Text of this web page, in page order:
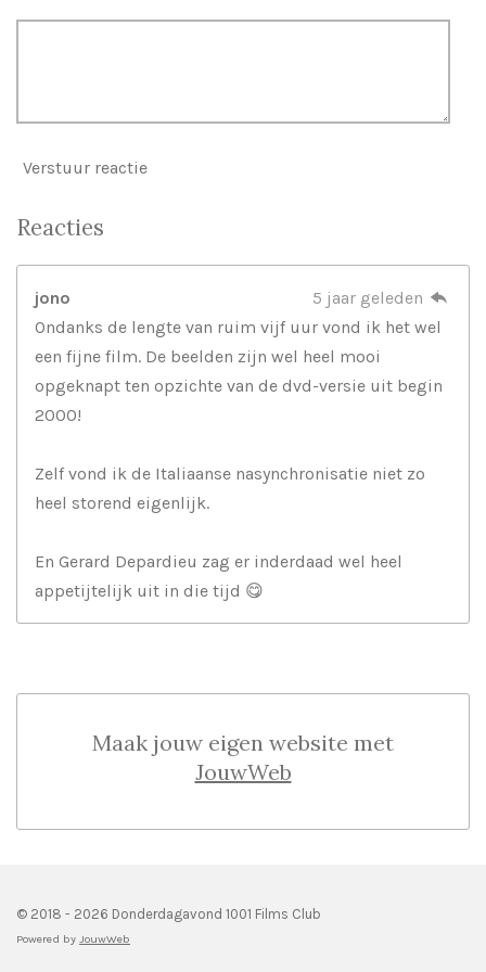
Verstuur reactie
Reacties
jono
5 jaar geleden
Ondanks de lengte van ruim vijf uur vond ik het wel
een fijne film. De beelden zijn wel heel mooi
opgeknapt ten opzichte van de dvd-versie uit begin
2000!
Zelf vond ik de Italiaanse nasynchronisatie niet zo
heel storend eigenlijk.
En Gerard Depardieu zag er inderdaad wel heel
appetijtelijk uit in die tijd 😋
Maak jouw eigen website met
JouwWeb
© 2018 - 2026 Donderdagavond 1001 Films Club
Powered by JouwWeb